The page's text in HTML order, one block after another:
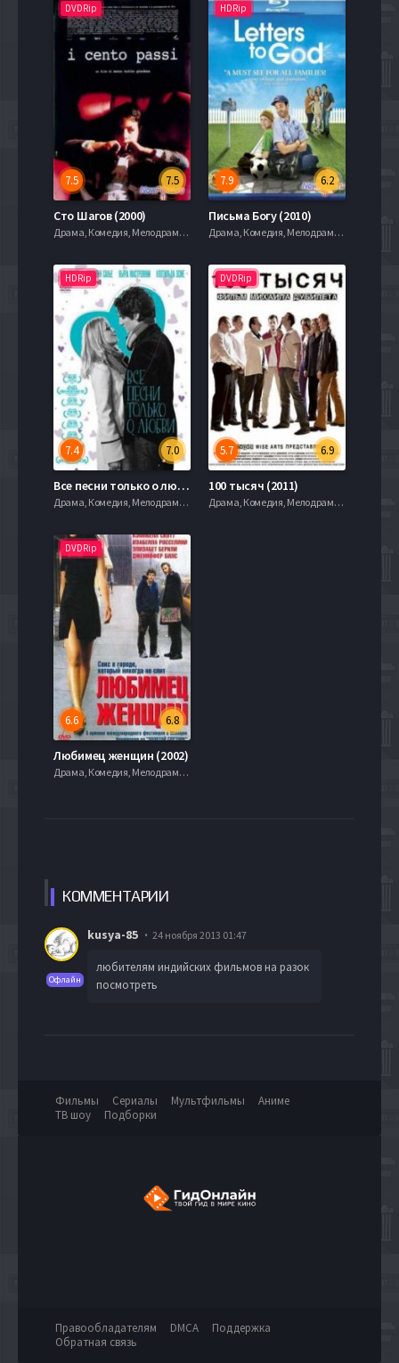
DVDRip
7.5
7.5
Сто Шагов (2000)
Драма, Комедия, Мелодрама, 2011
HDRip
6.2
7.9
Письма Богу (2010)
Драма, Комедия, Мелодрама, 2011
HDRip
7.0
7.4
Все песни только о любви (2007)
Драма, Комедия, Мелодрама, 2011
DVDRip
6.9
5.7
100 тысяч (2011)
Драма, Комедия, Мелодрама, 2011
DVDRip
6.8
6.6
Любимец женщин (2002)
Драма, Комедия, Мелодрама, 2011
КОММЕНТАРИИ
Офлайн
kusya-85 24 ноября 2013 01:47
любителям индийских фильмов на разок
посмотреть
Фильмы Сериалы Мультфильмы
Аниме
ТВ шоу
Подборки
Правообладателям DMCA
Поддержка
Обратная связь